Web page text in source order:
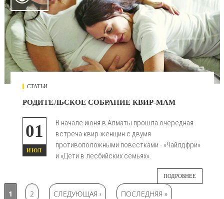
СТАТЬИ
РОДИТЕЛЬСКОЕ СОБРАНИЕ КВИР-МАМ
01
ИЮЛ
В начале июня в Алматы прошла очередная
встреча квир-женщин с двумя
противоположными повестками - «Чайлдфри»
и «Дети в лесбийских семьях».
ПОДРОБНЕЕ
Страницы
1 2 СЛЕДУЮЩАЯ › ПОСЛЕДНЯЯ »